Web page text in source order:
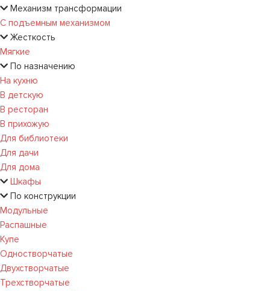
Механизм трансформации
С подъемным механизмом
Жесткость
Мягкие
По назначению
На кухню
В детскую
В ресторан
В прихожую
Для библиотеки
Для дачи
Для дома
Шкафы
По конструкции
Модульные
Распашные
Купе
Одностворчатые
Двухстворчатые
Трехстворчатые